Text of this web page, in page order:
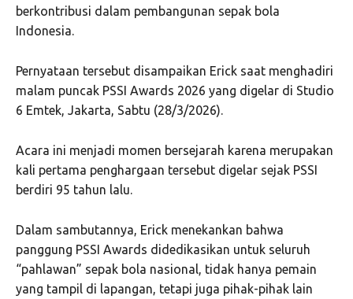
berkontribusi dalam pembangunan sepak bola
Indonesia.
Pernyataan tersebut disampaikan Erick saat menghadiri
malam puncak PSSI Awards 2026 yang digelar di Studio
6 Emtek, Jakarta, Sabtu (28/3/2026).
Acara ini menjadi momen bersejarah karena merupakan
kali pertama penghargaan tersebut digelar sejak PSSI
berdiri 95 tahun lalu.
Dalam sambutannya, Erick menekankan bahwa
panggung PSSI Awards didedikasikan untuk seluruh
“pahlawan” sepak bola nasional, tidak hanya pemain
yang tampil di lapangan, tetapi juga pihak-pihak lain